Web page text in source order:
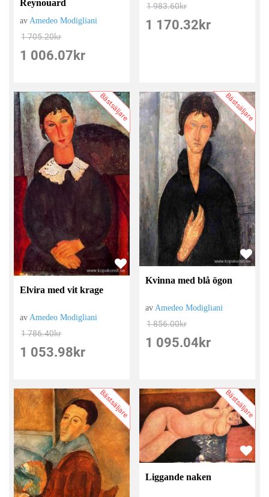
Reynouard
avAmedeo Modigliani
1 705.20kr
1 006.07 kr
1 983.60kr
1 170.32 kr
Bästsäljare
Elvira med vit krage
av Amedeo Modigliani
1 786.40kr
1 053.98 kr
Bästsäljare
Kvinna med blå ögon
av Amedeo Modigliani
1 856.00kr
1 095.04 kr
Bästsäljare Bästsäljare
Liggande naken